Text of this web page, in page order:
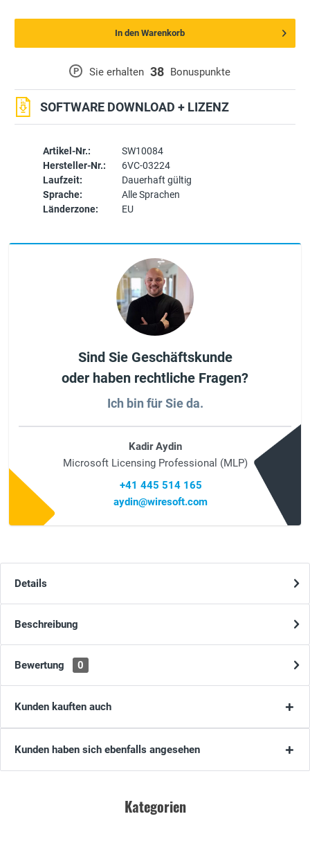
Artikel-Nr.:
SW10084
Hersteller-Nr.:
6VC-03224
Laufzeit:
Dauerhaft gültig
Sprache:
Alle Sprachen
Länderzone:
EU
P Sie erhalten 38 Bonuspunkte
SOFTWARE DOWNLOAD + LIZENZ
In den Warenkorb
Sind Sie Geschäftskunde
oder haben rechtliche Fragen?
Ich bin für Sie da.
Kadir Aydin
Microsoft Licensing Professional (MLP)
+41 445 514 165
aydin@wiresoft.com
Details
Beschreibung
Bewertung 0
Kunden kauften auch
Kunden haben sich ebenfalls angesehen
Kategorien